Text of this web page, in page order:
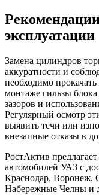
эксплуатации
Замена цилиндров
аккуратности и
необходимо
монтаже гильзы блока
зазоров и
Регулярный осмотр
выявить течи или
внезапные отказы в
РостАктив предлагает
автомобилей УАЗ с
Краснодар, Воронеж,
Набережные Челны и